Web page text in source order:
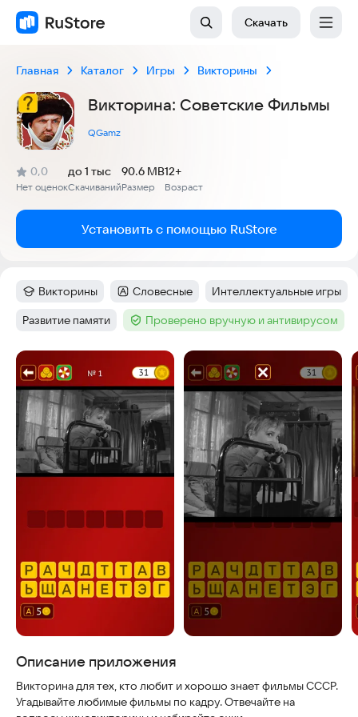
Скачать
Главная Каталог Игры Викторины
Викторина: Советские Фильмы
QGamz
Рейтинг:
0,0
(
Нет оценок
)
Скачиваний
до 1 тыс
Размер
90.6 MB
Возраст
12+
Установить с помощью RuStore
Категория:
Викторины Категория:
Словесные Тег:
Интеллектуальные игры
Тег:
Развитие памяти Тег :Проверено вручную и антивирусом
Скриншоты
Описание приложения
Викторина для тех, кто любит и хорошо знает фильмы СССР.
Угадывайте любимые фильмы по кадру. Отвечайте на